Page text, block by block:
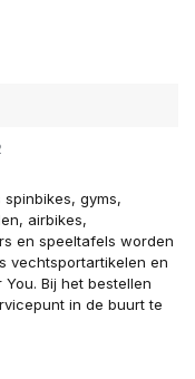
gyms,
airbikes,
en speeltafels worden
vechtsportartikelen en
Bij het bestellen
in de buurt te